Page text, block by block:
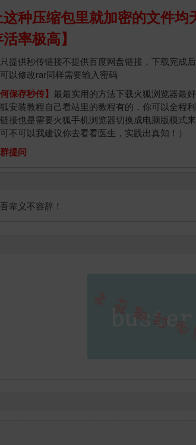
这种压缩包里就加密的文件
率极高】
只提供秒传链接不提供百度网盘链接，下载完成
以修改rar同样需要输入密码
保存秒传】 最最实用的方法下载火狐浏览器最
安装教程自己看站里的教程有的，你可以全程
接也是需要火狐手机浏览器切换成电脑版模式
不可以我建议你去看看医生，实践出真知！）
提问
辈义不容辞！